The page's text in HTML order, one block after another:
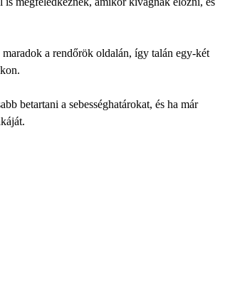
a rendőrök oldalán, így talán egy-két
betartani a sebességhatárokat, és ha már